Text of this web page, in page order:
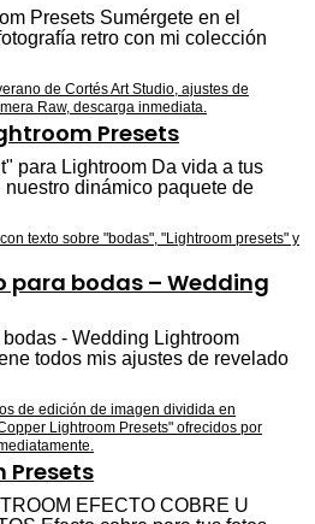
Presets Sumérgete en el
retro con mi colección
Presets
para Lightroom Da vida a tus
dinámico paquete de
para bodas – Wedding
- Wedding Lightroom
todos mis ajustes de revelado
Presets
EFECTO COBRE U